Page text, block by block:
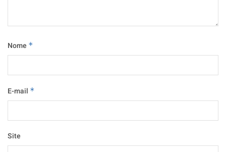
Nome *
E-mail *
Site